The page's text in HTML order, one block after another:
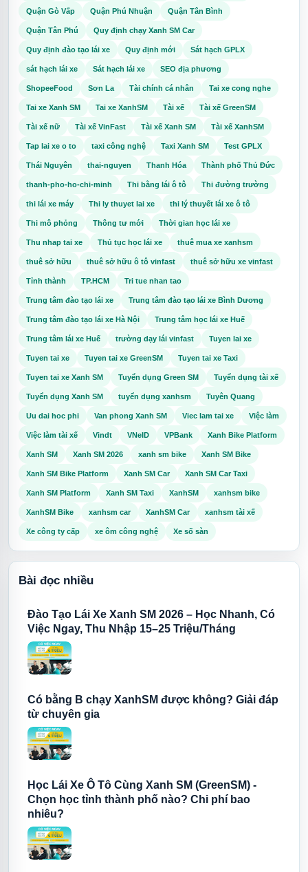
Quận Gò Vấp Quận Phú Nhuận Quận Tân Bình
Quận Tân Phú Quy định chạy Xanh SM Car
Quy định đào tạo lái xe Quy định mới Sát hạch GPLX
sát hạch lái xe Sát hạch lái xe SEO địa phương
ShopeeFood Sơn La Tài chính cá nhân Tai xe cong nghe
Tai xe Xanh SM Tai xe XanhSM Tài xế Tài xế GreenSM
Tài xế nữ Tài xế VinFast Tài xế Xanh SM Tài xế XanhSM
Tap lai xe o to taxi công nghệ Taxi Xanh SM Test GPLX
Thái Nguyên thai-nguyen Thanh Hóa Thành phố Thủ Đức
thanh-pho-ho-chi-minh Thi bằng lái ô tô Thi đường trường
thi lái xe máy Thi ly thuyet lai xe thi lý thuyết lái xe ô tô
Thi mô phỏng Thông tư mới Thời gian học lái xe
Thu nhap tai xe Thủ tục học lái xe thuê mua xe xanhsm
thuê sở hữu thuê sở hữu ô tô vinfast thuê sở hữu xe vinfast
Tỉnh thành TP.HCM Tri tue nhan tao
Trung tâm đào tạo lái xe Trung tâm đào tạo lái xe Bình Dương
Trung tâm đào tạo lái xe Hà Nội Trung tâm học lái xe Huế
Trung tâm lái xe Huế trường dạy lái vinfast Tuyen lai xe
Tuyen tai xe Tuyen tai xe GreenSM Tuyen tai xe Taxi
Tuyen tai xe Xanh SM Tuyển dụng Green SM Tuyển dụng tài xế
Tuyển dụng Xanh SM tuyển dụng xanhsm Tuyên Quang
Uu dai hoc phi Van phong Xanh SM Viec lam tai xe Việc làm
Việc làm tài xế Vindt VNeID VPBank Xanh Bike Platform
Xanh SM Xanh SM 2026 xanh sm bike Xanh SM Bike
Xanh SM Bike Platform Xanh SM Car Xanh SM Car Taxi
Xanh SM Platform Xanh SM Taxi XanhSM xanhsm bike
XanhSM Bike xanhsm car XanhSM Car xanhsm tài xế
Xe công ty cấp xe ôm công nghệ Xe số sàn
Bài đọc nhiều
Đào Tạo Lái Xe Xanh SM 2026 – Học Nhanh, Có
Việc Ngay, Thu Nhập 15–25 Triệu/Tháng
Có bằng B chạy XanhSM được không? Giải đáp
từ chuyên gia
Học Lái Xe Ô Tô Cùng Xanh SM (GreenSM) -
Chọn học tỉnh thành phố nào? Chi phí bao
nhiêu?